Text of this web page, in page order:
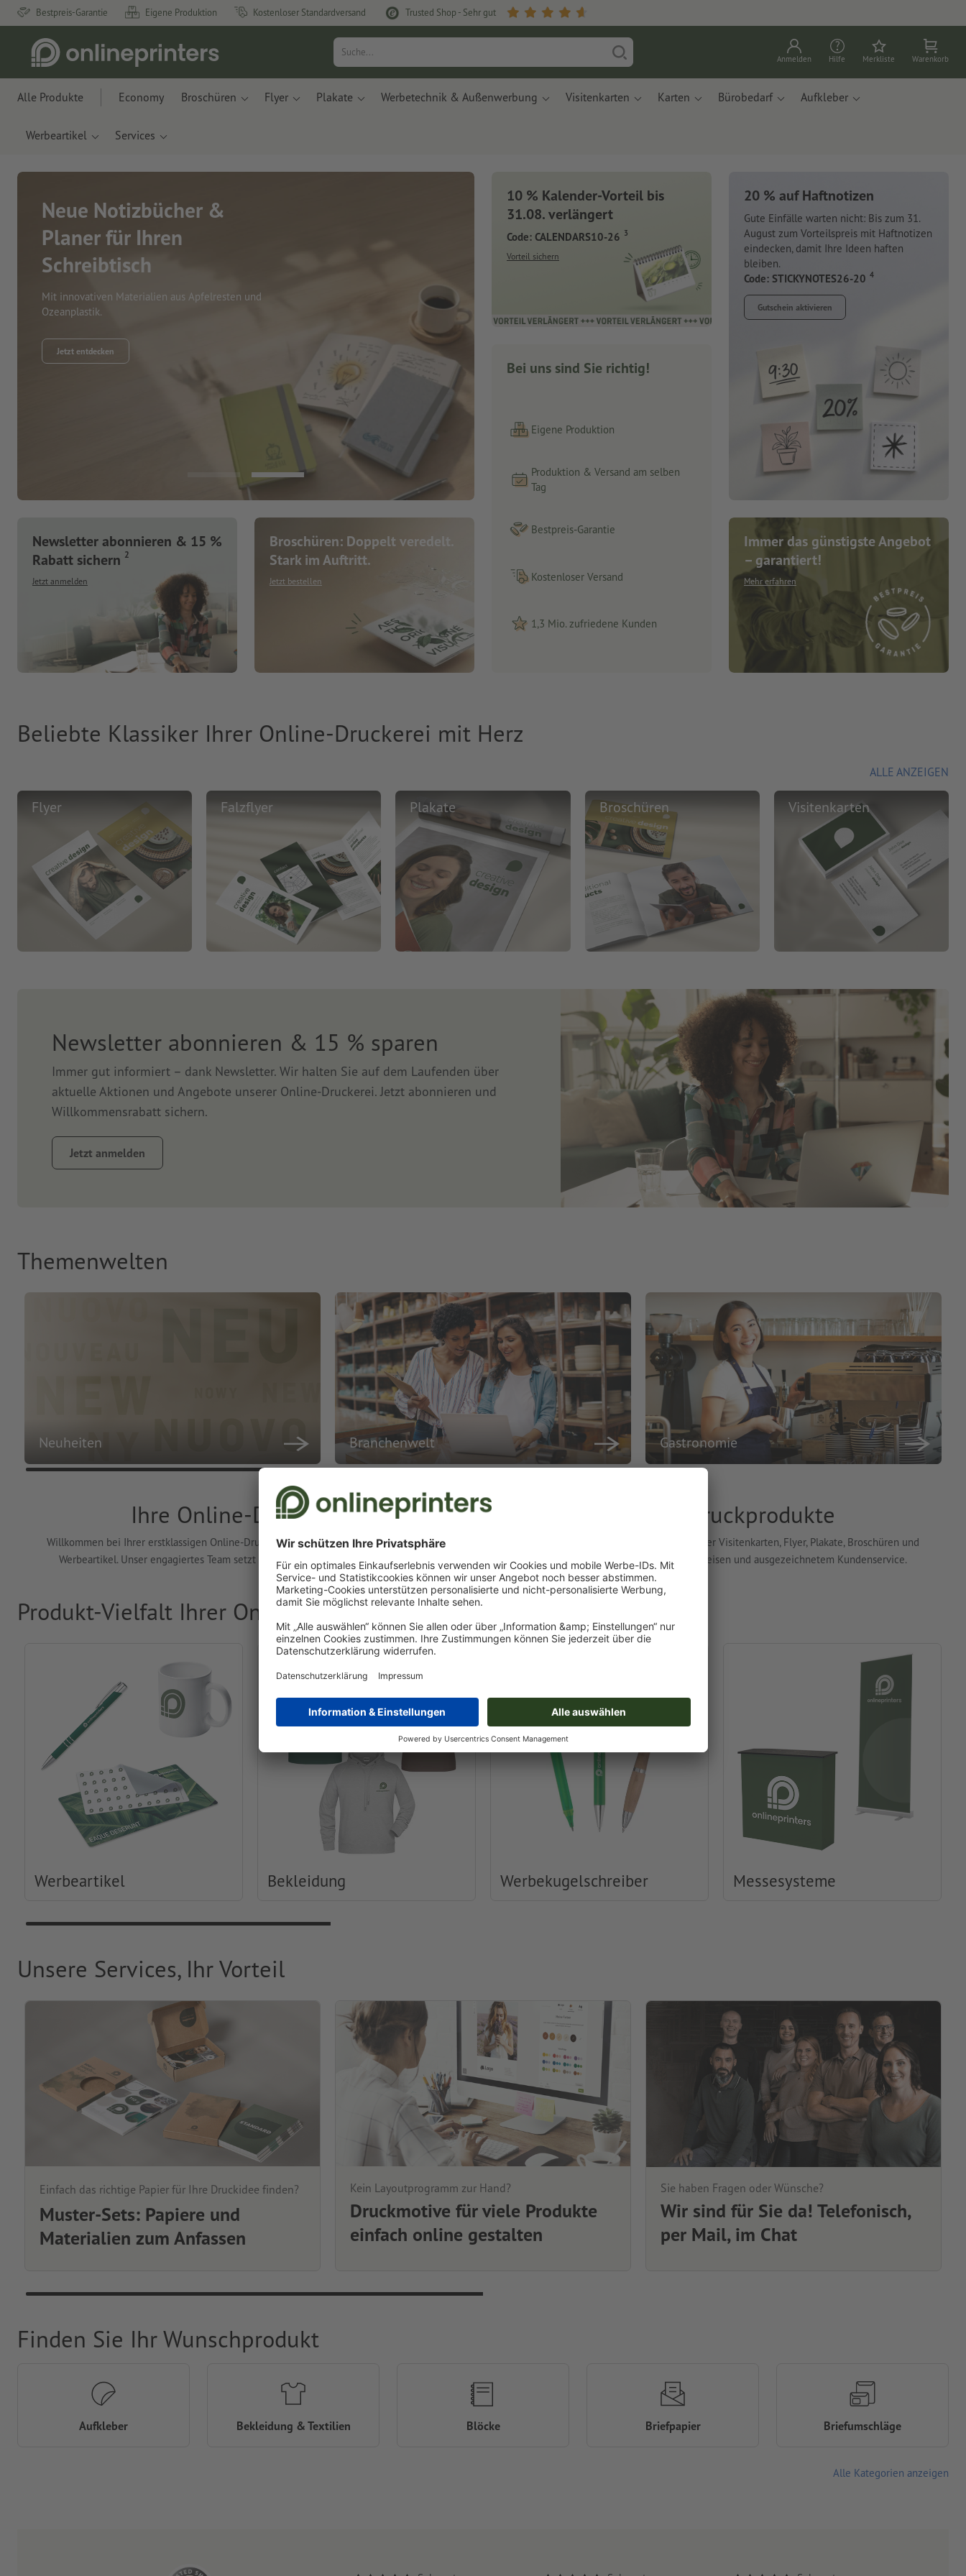
Bestpreis-Garantie Eigene Produktion Kostenloser Standardversand Trusted Shop - Sehr gut
Anmelden Hilfe Merkliste Warenkorb
Alle Produkte Economy Broschüren Flyer Plakate Werbetechnik & Außenwerbung Visitenkarten Karten Bürobedarf Aufkleber
Werbeartikel Services
Neue Notizbücher &
Planer für Ihren
Schreibtisch
Mit innovativen Materialien aus Apfelresten und
Ozeanplastik.
Jetzt entdecken
Newsletter abonnieren & 15 %
Rabatt sichern 2
Jetzt anmelden
Broschüren: Doppelt veredelt.
Stark im Auftritt.
Jetzt bestellen
10 % Kalender-Vorteil bis
31.08. verlängert
Code: CALENDARS10-26 3
Vorteil sichern
Bei uns sind Sie richtig!
Eigene Produktion
Produktion & Versand am selben
Tag
Bestpreis-Garantie
Kostenloser Versand
1,3 Mio. zufriedene Kunden
20 % auf Haftnotizen
Gute Einfälle warten nicht: Bis zum 31.
August zum Vorteilspreis mit Haftnotizen
eindecken, damit Ihre Ideen haften
bleiben.
Code: STICKYNOTES26-20 4
Gutschein aktivieren
Immer das günstigste Angebot
– garantiert!
Mehr erfahren
Beliebte Klassiker Ihrer Online-Druckerei mit Herz
ALLE ANZEIGEN
Flyer Falzflyer Plakate Broschüren Visitenkarten
Newsletter abonnieren & 15 % sparen
Immer gut informiert – dank Newsletter. Wir halten Sie auf dem Laufenden über
aktuelle Aktionen und Angebote unserer Online-Druckerei. Jetzt abonnieren und
Willkommensrabatt sichern.
Jetzt anmelden
Ihre Online-Druckerei für begeisternde Marketing- und Druckprodukte
Willkommen bei Ihrer erstklassigen Online-Druckerei! Wir bieten Ihnen eine umfangreiche Auswahl an Druckprodukten in bester Qualität, darunter Visitenkarten, Flyer, Plakate, Broschüren und
Werbeartikel. Unser engagiertes Team setzt Ihre individuellen Druckwünsche professionell und termingerecht um. Profitieren Sie von fairen Preisen und ausgezeichnetem Kundenservice.
Themenwelten
Neuheiten Branchenwelt Gastronomie
Produkt-Vielfalt Ihrer Online-Druckerei
Werbeartikel Bekleidung Werbekugelschreiber Messesysteme
Unsere Services, Ihr Vorteil
Einfach das richtige Papier für Ihre Druckidee finden?
Muster-Sets: Papiere und
Materialien zum Anfassen
Kein Layoutprogramm zur Hand?
Druckmotive für viele Produkte
einfach online gestalten
Sie haben Fragen oder Wünsche?
Wir sind für Sie da! Telefonisch,
per Mail, im Chat
Finden Sie Ihr Wunschprodukt
Aufkleber Bekleidung & Textilien Blöcke Briefpapier Briefumschläge
Alle Kategorien anzeigen